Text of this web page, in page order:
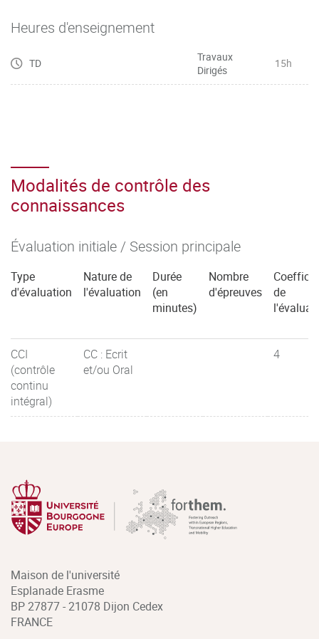
Heures d'enseignement
TD
Travaux
Dirigés
15h
Modalités de contrôle des
connaissances
Évaluation initiale / Session principale
Type
d'évaluation
Nature de
l'évaluation
Durée
(en
minutes)
Nombre
d'épreuves
de
CCI
(contrôle
continu
intégral)
CC : Ecrit
et/ou Oral
4
Maison de l'université
Esplanade Erasme
BP 27877 - 21078 Dijon Cedex
FRANCE